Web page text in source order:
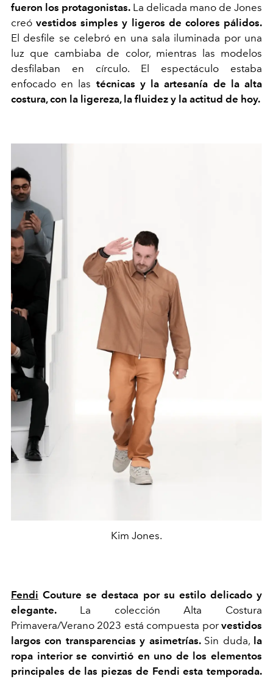
fueron los protagonistas. La delicada mano de Jones
creóvestidos simples y ligeros de colores pálidos.
El desfile se celebró en una sala iluminada por una
luz que cambiaba de color, mientras las modelos
desfilaban en círculo. El espectáculo estaba
enfocado en las técnicas y la artesanía de la alta
costura, con la ligereza, la fluidez y la actitud de hoy.
Kim Jones.
Fendi Couture se destaca por su estilo delicado y
elegante. La colección Alta Costura
Primavera/Verano 2023 está compuesta por vestidos
largos con transparencias y asimetrías. Sin duda, la
ropa interior se convirtió en uno de los elementos
principales de las piezas de Fendi esta temporada.